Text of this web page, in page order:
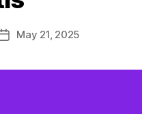
PostMay 21, 2025